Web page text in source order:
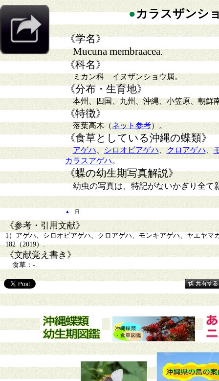
●カラスザンシ
《学名》
Mucuna membraacea.
《科名》
ミカン科 イヌザンショウ属。
《分布・生育地》
本州、四国、九州、沖縄、小笠原、朝鮮
《特徴》
落葉高木（ネット参考）。
《食草としている沖縄の蝶類》
アゲハ、 シロオビアゲハ、クロアゲハ、
カラスアゲハ。
《蝶の幼生期写真解説》
幼虫の写真は、特記がないかぎり全て
▲ 日
《参考・引用文献》
1）アゲハ、シロオビアゲハ、クロアゲハ、モンキアゲハ、ヤエヤ
182（2019）.
《文献覚え書き》
食草：-.